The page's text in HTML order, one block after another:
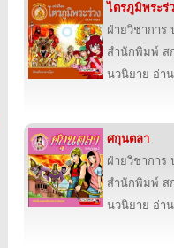
ไตรภูมิพระร่
ฝ่ายวิชาการ
สำนักพิมพ์ ส
นวนิยาย อ่า
ศกุนตลา
ฝ่ายวิชาการ
สำนักพิมพ์ ส
นวนิยาย อ่า